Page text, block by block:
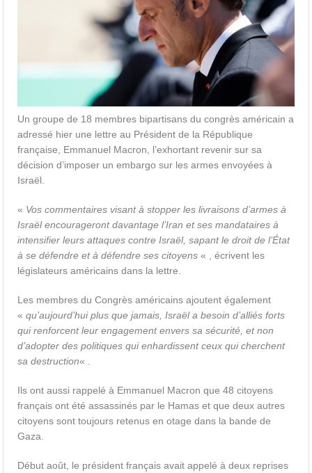
Un groupe de 18 membres bipartisans du congrès américain a
adressé hier une lettre au Président de la République
française, Emmanuel Macron, l’exhortant revenir sur sa
décision d’imposer un embargo sur les armes envoyées à
Israël.
« Vos commentaires visant à stopper les livraisons d’armes à
Israël encourageront davantage l’Iran et ses mandataires à
intensifier leurs attaques contre Israël, sapant le droit de l’État
à se défendre et à défendre ses citoyens « , écrivent les
législateurs américains dans la lettre.
Les membres du Congrès américains ajoutent également
«qu’aujourd’hui plus que jamais, Israël a besoin d’alliés forts
qui renforcent leur engagement envers sa sécurité, et non
d’adopter des politiques qui enhardissent ceux qui cherchent
sa destruction« .
Ils ont aussi rappelé à Emmanuel Macron que 48 citoyens
français ont été assassinés par le Hamas et que deux autres
citoyens sont toujours retenus en otage dans la bande de
Gaza.
Début août, le président français avait appelé à deux reprises